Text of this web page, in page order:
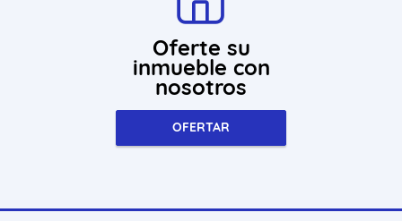
Oferte su
inmueble con
nosotros
OFERTAR